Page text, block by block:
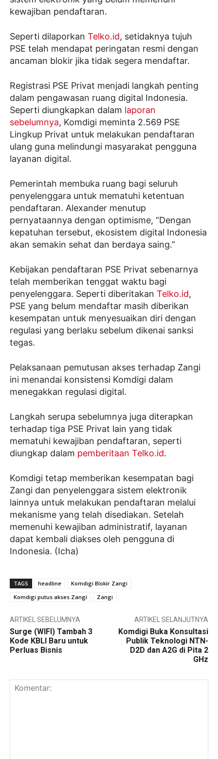
kewajiban pendaftaran.
Seperti dilaporkan Telko.id, setidaknya tujuh
PSE telah mendapat peringatan resmi dengan
ancaman blokir jika tidak segera mendaftar.
Registrasi PSE Privat menjadi langkah penting
dalam pengawasan ruang digital Indonesia.
Seperti diungkapkan dalam laporan
sebelumnya, Komdigi meminta 2.569 PSE
Lingkup Privat untuk melakukan pendaftaran
ulang guna melindungi masyarakat pengguna
layanan digital.
Pemerintah membuka ruang bagi seluruh
penyelenggara untuk mematuhi ketentuan
pendaftaran. Alexander menutup
pernyataannya dengan optimisme, “Dengan
kepatuhan tersebut, ekosistem digital Indonesia
akan semakin sehat dan berdaya saing.”
Kebijakan pendaftaran PSE Privat sebenarnya
telah memberikan tenggat waktu bagi
penyelenggara. Seperti diberitakan Telko.id,
PSE yang belum mendaftar masih diberikan
kesempatan untuk menyesuaikan diri dengan
regulasi yang berlaku sebelum dikenai sanksi
tegas.
Pelaksanaan pemutusan akses terhadap Zangi
ini menandai konsistensi Komdigi dalam
menegakkan regulasi digital.
Langkah serupa sebelumnya juga diterapkan
terhadap tiga PSE Privat lain yang tidak
mematuhi kewajiban pendaftaran, seperti
diungkap dalam pemberitaan Telko.id.
Komdigi tetap memberikan kesempatan bagi
Zangi dan penyelenggara sistem elektronik
lainnya untuk melakukan pendaftaran melalui
mekanisme yang telah disediakan. Setelah
memenuhi kewajiban administratif, layanan
dapat kembali diakses oleh pengguna di
Indonesia. (Icha)
TAGS headline
Komdigi Blokir Zangi
Komdigi putus akses Zangi
Zangi
ARTIKEL SEBELUMNYA
Surge (WIFI) Tambah 3
Kode KBLI Baru untuk
Perluas Bisnis
ARTIKEL SELANJUTNYA
Komdigi Buka Konsultasi
Publik Teknologi NTN-
D2D dan A2G di Pita 2
GHz